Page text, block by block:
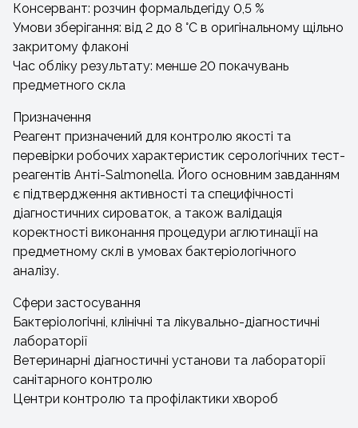
Консервант: розчин формальдегіду 0,5 %
Умови зберігання: від 2 до 8 °C в оригінальному щільно
закритому флаконі
Час обліку результату: менше 20 покачувань
предметного скла
Призначення
Реагент призначений для контролю якості та
перевірки робочих характеристик серологічних тест-
реагентів Анті-Salmonella. Його основним завданням
є підтвердження активності та специфічності
діагностичних сироваток, а також валідація
коректності виконання процедури аглютинації на
предметному склі в умовах бактеріологічного
аналізу.
Сфери застосування
Бактеріологічні, клінічні та лікувально-діагностичні
лабораторії
Ветеринарні діагностичні установи та лабораторії
санітарного контролю
Центри контролю та профілактики хвороб